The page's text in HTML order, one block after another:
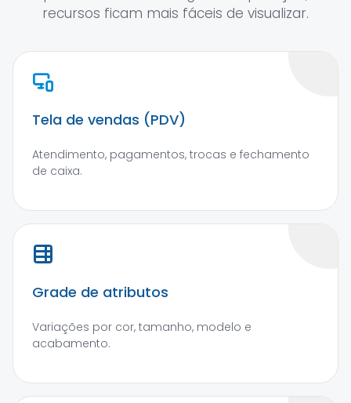
recursos ficam mais fáceis de visualizar.
Tela de vendas (PDV)
Atendimento, pagamentos, trocas e fechamento
de caixa.
Grade de atributos
Variações por cor, tamanho, modelo e
acabamento.